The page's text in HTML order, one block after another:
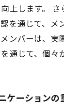
上します。
を通じて、メ
ンバーは、
通じて、個々
ケーションの